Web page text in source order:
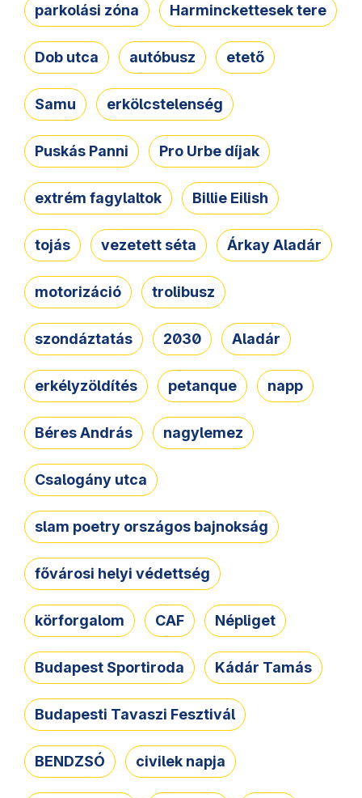
parkolási zóna Harminckettesek tere
Dob utca autóbusz etető
Samu erkölcstelenség
Puskás Panni Pro Urbe díjak
extrém fagylaltok Billie Eilish
tojás vezetett séta Árkay Aladár
motorizáció trolibusz
szondáztatás 2030 Aladár
erkélyzöldítés petanque napp
Béres András nagylemez
Csalogány utca
slam poetry országos bajnokság
fővárosi helyi védettség
körforgalom CAF Népliget
Budapest Sportiroda Kádár Tamás
Budapesti Tavaszi Fesztivál
BENDZSÓ civilek napja